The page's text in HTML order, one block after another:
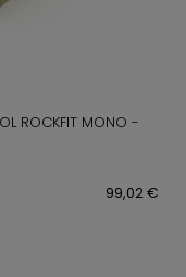
ROCKFIT MONO -
99,02 €